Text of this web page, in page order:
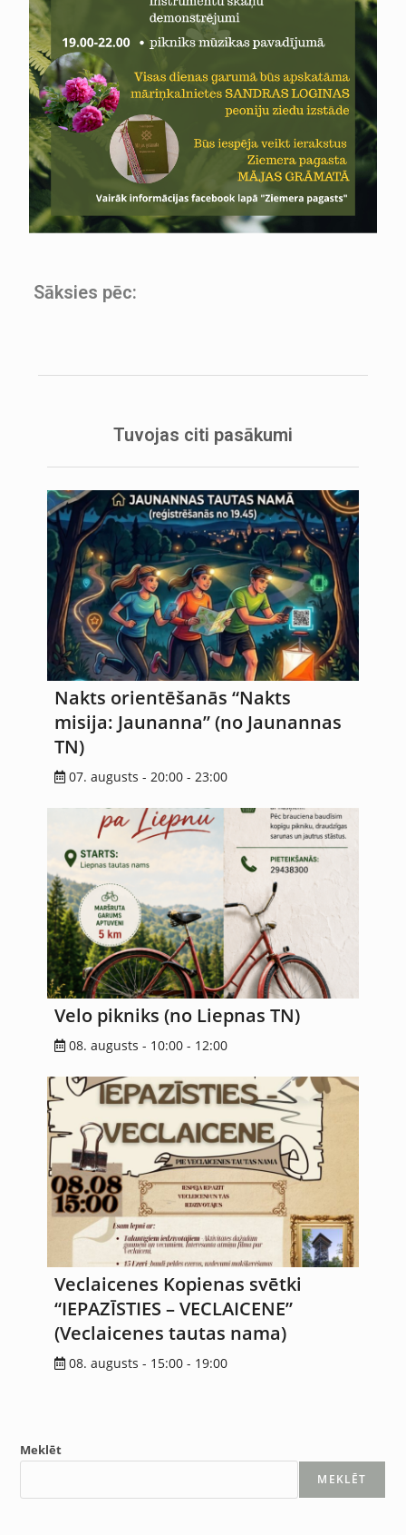
Sāksies pēc:
Tuvojas citi pasākumi
Nakts orientēšanās “Nakts
misija: Jaunanna” (no Jaunannas
TN)
07. augusts - 20:00 -23:00
Velo pikniks (no Liepnas TN)
08. augusts - 10:00 - 12:00
Veclaicenes Kopienas svētki
“IEPAZĪSTIES – VECLAICENE”
(Veclaicenes tautas nama)
08. augusts - 15:00 - 19:00
Meklēt
MEKLĒT